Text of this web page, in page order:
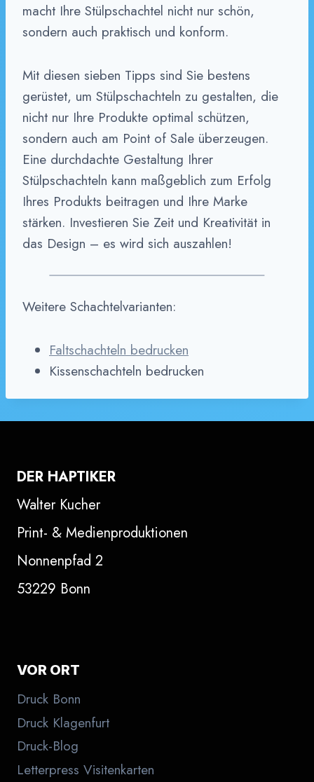
macht Ihre Stülpschachtel nicht nur schön,
sondern auch praktisch und konform.
Mit diesen sieben Tipps sind Sie bestens
gerüstet, um Stülpschachteln zu gestalten, die
nicht nur Ihre Produkte optimal schützen,
sondern auch am Point of Sale überzeugen.
Eine durchdachte Gestaltung Ihrer
Stülpschachteln kann maßgeblich zum Erfolg
Ihres Produkts beitragen und Ihre Marke
stärken. Investieren Sie Zeit und Kreativität in
das Design – es wird sich auszahlen!
Weitere Schachtelvarianten:
Faltschachteln bedrucken
Kissenschachteln bedrucken
DER HAPTIKER
Walter Kucher
Print- & Medienproduktionen
Nonnenpfad 2
53229 Bonn
VOR ORT
Druck Bonn
Druck Klagenfurt
Druck-Blog
Letterpress Visitenkarten